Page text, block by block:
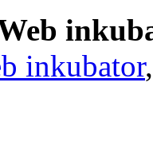
inkubator